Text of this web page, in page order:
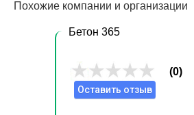
Похожие компании и организации
Бетон 365
(0)
Оставить отзыв